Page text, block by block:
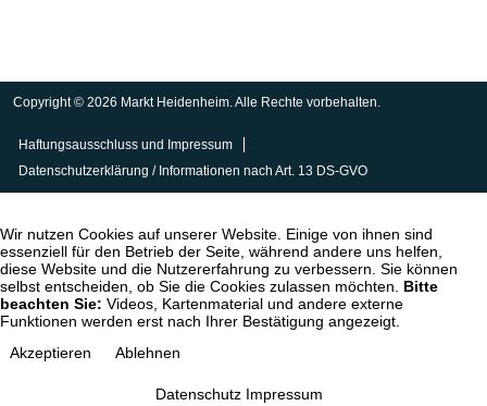
Copyright © 2026 Markt Heidenheim. Alle Rechte vorbehalten.
Haftungsausschluss und Impressum
Datenschutzerklärung / Informationen nach Art. 13 DS-GVO
Wir nutzen Cookies auf unserer Website. Einige von ihnen sind
essenziell für den Betrieb der Seite, während andere uns helfen,
diese Website und die Nutzererfahrung zu verbessern. Sie können
selbst entscheiden, ob Sie die Cookies zulassen möchten. Bitte
beachten Sie: Videos, Kartenmaterial und andere externe
Funktionen werden erst nach Ihrer Bestätigung angezeigt.
Akzeptieren
Ablehnen
Datenschutz Impressum